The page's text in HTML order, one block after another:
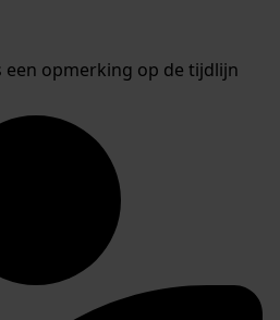
een opmerking op de tijdlijn